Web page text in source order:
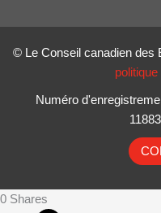
© Le Conseil canadien des
Numéro
0 Shares